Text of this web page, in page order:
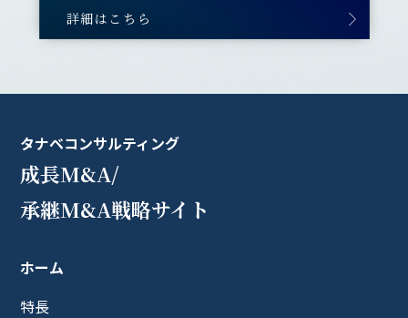
詳細はこちら
タナベコンサルティング
成長M&A/
承継M&A戦略サイト
ホーム
特長